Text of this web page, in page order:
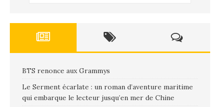
BTS renonce aux Grammys
Le Serment écarlate : un roman d’aventure maritime
qui embarque le lecteur jusqu’en mer de Chine